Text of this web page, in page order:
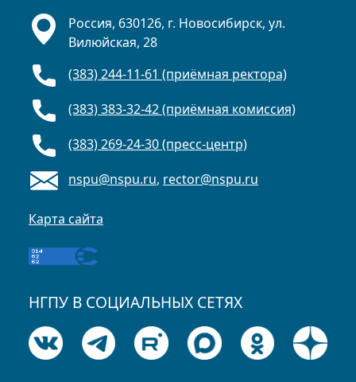
Россия, 630126, г. Новосибирск, ул.
Вилюйская, 28
(383) 244-11-61 (приёмная ректора)
(383) 383-32-42 (приёмная комиссия)
(383) 269-24-30 (пресс-центр)
nspu@nspu.ru, rector@nspu.ru
Карта сайта
НГПУ В СОЦИАЛЬНЫХ СЕТЯХ